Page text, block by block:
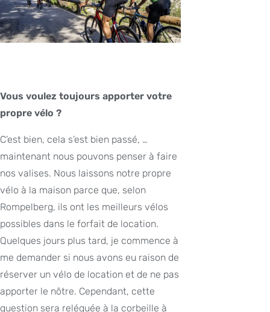
Vous voulez toujours apporter votre
propre vélo ?
C’est bien, cela s’est bien passé, …
maintenant nous pouvons penser à faire
nos valises. Nous laissons notre propre
vélo à la maison parce que, selon
Rompelberg, ils ont les meilleurs vélos
possibles dans le forfait de location.
Quelques jours plus tard, je commence à
me demander si nous avons eu raison de
réserver un vélo de location et de ne pas
apporter le nôtre. Cependant, cette
question sera reléguée à la corbeille à